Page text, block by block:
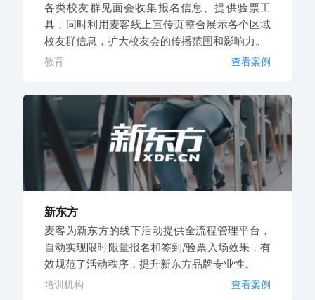
各类校友群见面会收集报名信息、提供验票工
具，同时利用麦客线上宣传页整合展示各个区域
校友群信息，扩大校友会的传播范围和影响力。
教育 查看案例
新东方
麦客为新东方的线下活动提供全流程管理平台，
自动实现限时限量报名和签到/验票入场效果，有
效规范了活动秩序，提升新东方品牌专业性。
培训机构 查看案例